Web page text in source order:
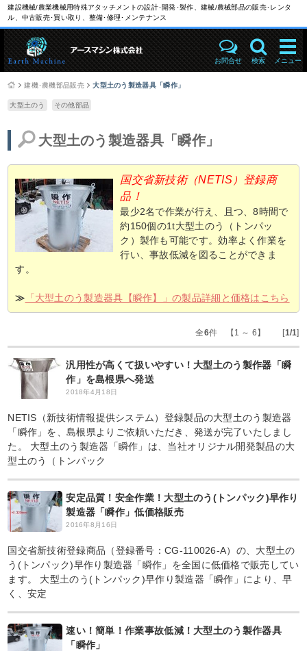
建設機械/農業機械用特殊アタッチメントの設計･開発･製作、建械/農械部品の販売･レンタ
ル、中古販売･買い取り、整備･修理･メンテナンス
お問合せ 検索 メニュー
建機･農機部品販売 大型土のう製造器具「瞬作」
大型土のう その他部品
大型土のう製造器具「瞬作」
国交省新技術（NETIS）登録商
品！
最少2名で作業が行え、且つ、8時間で
約150個の1t大型土のう（トンパッ
ク）製作も可能です。効率よく作業を
行い、事故低減を図ることができま
す。
≫ 「大型土のう製造器具【瞬作】」の製品詳細と価格はこちら
全6件 【1 ～ 6】 [1/1]
汎用性が高くて扱いやすい！大型土のう製作器「瞬
作」を島根県へ発送
2018年4月18日
NETIS（新技術情報提供システム）登録製品の大型土のう製造器
「瞬作」を、島根県よりご依頼いただき、発送が完了いたしまし
た。 大型土のう製造器「瞬作」は、当社オリジナル開発製品の大
型土のう（トンパック
安定品質！安全作業！大型土のう(トンパック)早作り
製造器「瞬作」低価格販売
2016年8月16日
国交省新技術登録商品（登録番号：CG-110026-A）の、大型土の
う(トンパック)早作り製造器「瞬作」を全国に低価格で販売してい
ます。 大型土のう(トンパック)早作り製造器「瞬作」により、早
く、安定
速い！簡単！作業事故低減！大型土のう製作器具
「瞬作」